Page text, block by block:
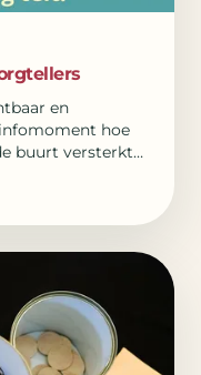
en
hoe
buurt versterkt